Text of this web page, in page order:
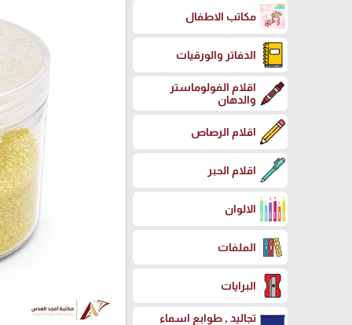
مكاتب الاطفال
الدفاتر والورقيات
اقلام الفولوماستر
والدهان
اقلام الرصاص
اقلام الحبر
الالوان
الملفات
البرايات
تجاليد , طوابع اسماء